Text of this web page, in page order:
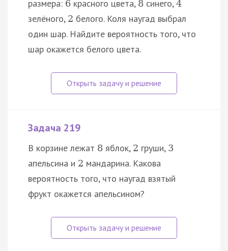
размера: 6 красного цвета, 8 синего,4
зелёного, 2 белого. Коля наугад выбрал
один шар. Найдите вероятность того, что
шар окажется белого цвета.
Задача 219
В корзине лежат 8 яблок, 2 груши, 3
апельсина и 2 мандарина. Какова
вероятность того, что наугад взятый
фрукт окажется апельсином?